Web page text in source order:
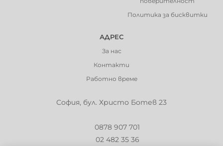
Политика за бисквитки
АДРЕС
За нас
Контакти
Работно време
София, бул. Христо Ботев 23
0878 907 701
02 482 35 36